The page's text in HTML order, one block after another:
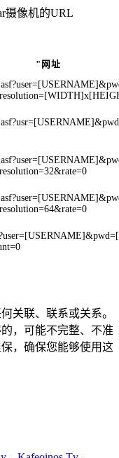
摄像机的URL
"网址
关联、联系或关系。
，可能不完整、不准
，确保您能够使用这